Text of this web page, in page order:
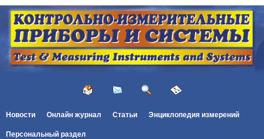
Новости Онлайн журнал Статьи Энциклопедия измерений
Персональный раздел